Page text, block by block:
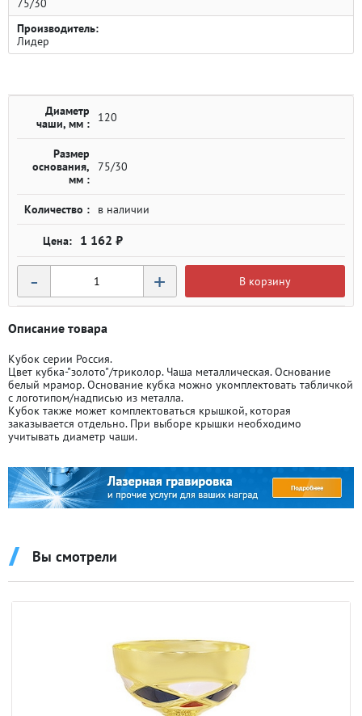
75/30
Производитель:
Лидер
Диаметр
чаши, мм :
120
Размер
основания,
мм :
75/30
Количество : в наличии
1 162 ₽
- + В корзину
Описание товара
Кубок серии Россия.
Цвет кубка-"золото"/триколор. Чаша металлическая. Основание
белый мрамор. Основание кубка можно укомплектовать табличкой
с логотипом/надписью из металла.
Кубок также может комплектоваться крышкой, которая
заказывается отдельно. При выборе крышки необходимо
учитывать диаметр чаши.
Вы смотрели